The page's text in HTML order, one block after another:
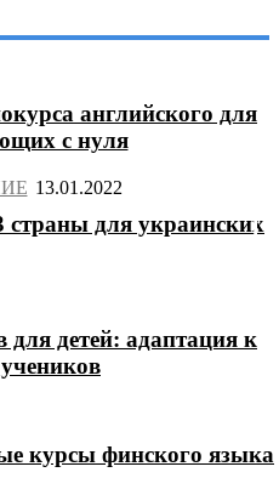
английского для
с нуля
страны для украинских
для детей: адаптация к
курсы финского языка